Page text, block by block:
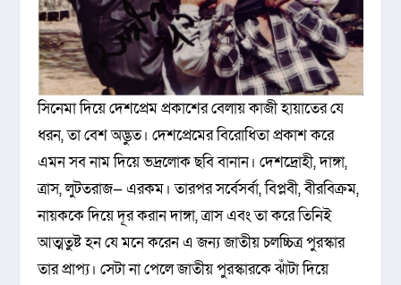
সিনেমা দিয়ে দেশপ্রেম প্রকাশের বেলায় কাজী হায়াতের যে
ধরন, তা বেশ অদ্ভুত। দেশপ্রেমের বিরোধিতা প্রকাশ করে
এমন সব নাম দিয়ে ভদ্রলোক ছবি বানান। দেশদ্রোহী, দাঙ্গা,
ত্রাস, লুটতরাজ— এরকম। তারপর সর্বেসর্বা, বিপ্লবী, বীরবিক্রম,
নায়ককে দিয়ে দূর করান দাঙ্গা, ত্রাস এবং তা করে তিনিই
আত্মতুষ্ট হন যে মনে করেন এ জন্য জাতীয় চলচ্চিত্র পুরস্কার
তার প্রাপ্য। সেটা না পেলে জাতীয় পুরস্কারকে ঝাঁটা দিয়ে